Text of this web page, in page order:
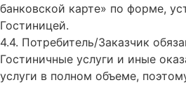
банковской карте» по форме,
Гостиницей.
4.4. Потребитель/Заказчик
Гостиничные услуги и иные
услуги в полном объеме,